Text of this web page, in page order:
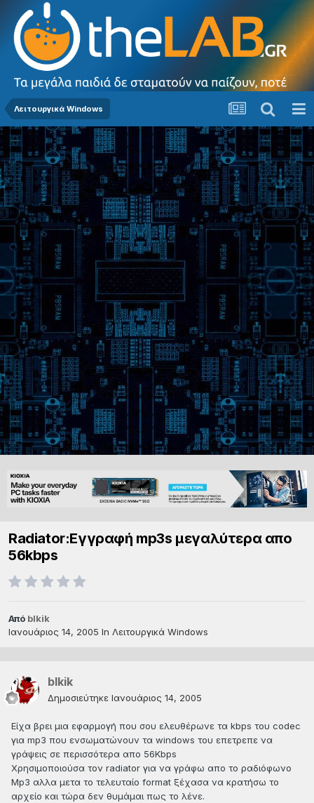
Λειτουργικά Windows
Radiator:Εγγραφή mp3s μεγαλύτερα απο
56kbps
Από blkik
Ιανουάριος 14, 2005 In Λειτουργικά Windows
blkik
Δημοσιεύτηκε Ιανουάριος 14, 2005
Είχα βρει μια εφαρμογή που σου ελευθέρωνε τα kbps του codec
για mp3 που ενσωματώνουν τα windows του επετρεπε να
γράψεις σε περισσότερα απο 56Kbps
Χρησιμοποιούσα τον radiator για να γράφω απο το ραδιόφωνο
Mp3 αλλα μετα το τελευταίο format ξέχασα να κρατήσω το
αρχείο και τώρα δεν θυμάμαι πως το λένε.